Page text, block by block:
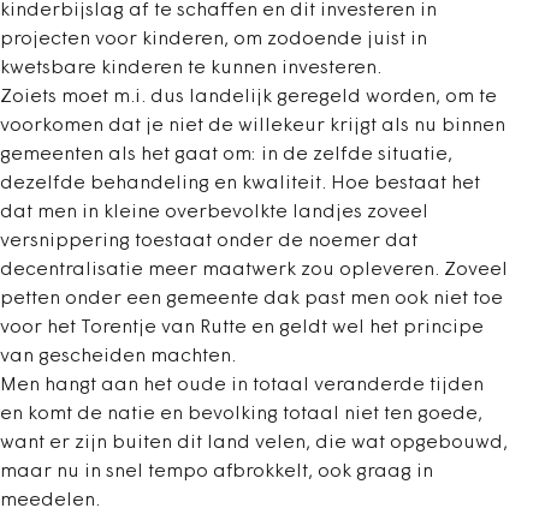
kinderbijslag af te schaffen en dit investeren in
projecten voor kinderen, om zodoende juist in
kwetsbare kinderen te kunnen investeren.
Zoiets moet m.i. dus landelijk geregeld worden, om te
voorkomen dat je niet de willekeur krijgt als nu binnen
gemeenten als het gaat om: in de zelfde situatie,
dezelfde behandeling en kwaliteit. Hoe bestaat het
dat men in kleine overbevolkte landjes zoveel
versnippering toestaat onder de noemer dat
decentralisatie meer maatwerk zou opleveren. Zoveel
petten onder een gemeente dak past men ook niet toe
voor het Torentje van Rutte en geldt wel het principe
van gescheiden machten.
Men hangt aan het oude in totaal veranderde tijden
en komt de natie en bevolking totaal niet ten goede,
want er zijn buiten dit land velen, die wat opgebouwd,
maar nu in snel tempo afbrokkelt, ook graag in
meedelen.